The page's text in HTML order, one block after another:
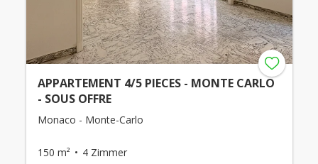
APPARTEMENT 4/5 PIECES - MONTE CARLO
- SOUS OFFRE
Monaco - Monte-Carlo
150 m² 4 Zimmer